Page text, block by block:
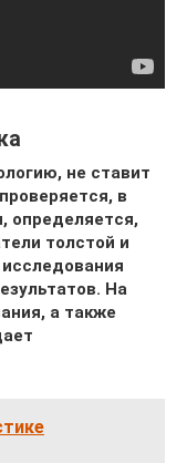
не ставит
в
определяется,
толстой и
На
а также